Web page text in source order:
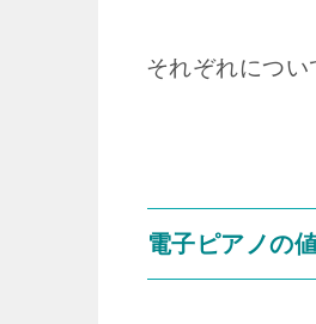
それぞれについ
電子ピアノの